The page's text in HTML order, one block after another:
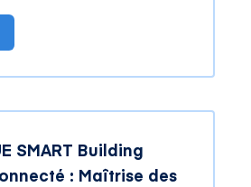
SMART Building
: Maîtrise des